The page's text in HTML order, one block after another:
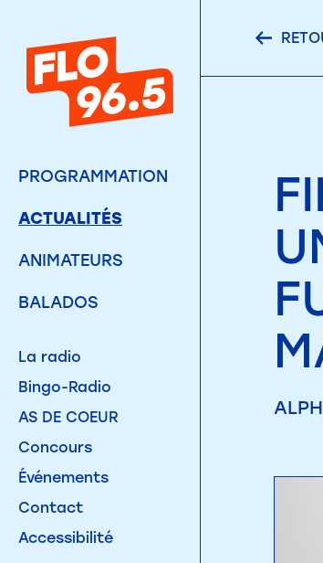
PROGRAMMATION
ACTUALITÉS
ANIMATEURS
BALADOS
La radio
Bingo-Radio
AS DE COEUR
Concours
Événements
Contact
Accessibilité